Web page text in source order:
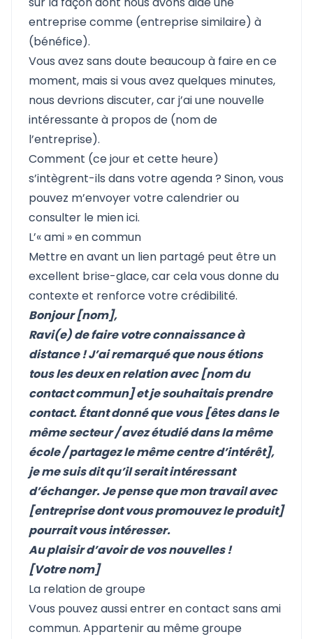
entreprise comme (entreprise similaire) à
(bénéfice).
Vous avez sans doute beaucoup à faire en ce
moment, mais si vous avez quelques minutes,
nous devrions discuter, car j’ai une nouvelle
intéressante à propos de (nom de
l’entreprise).
Comment (ce jour et cette heure)
s’intègrent-ils dans votre agenda ? Sinon, vous
pouvez m’envoyer votre calendrier ou
consulter le mien ici.
L’« ami » en commun
Mettre en avant un lien partagé peut être un
excellent brise-glace, car cela vous donne du
contexte et renforce votre crédibilité.
Bonjour [nom],
Ravi(e) de faire votre connaissance à
distance ! J’ai remarqué que nous étions
tous les deux en relation avec [nom du
contact commun] et je souhaitais prendre
contact. Étant donné que vous [êtes dans le
même secteur / avez étudié dans la même
école / partagez le même centre d’intérêt],
je me suis dit qu’il serait intéressant
d’échanger. Je pense que mon travail avec
[entreprise dont vous promouvez le produit]
pourrait vous intéresser.
Au plaisir d’avoir de vos nouvelles !
[Votre nom]
La relation de groupe
Vous pouvez aussi entrer en contact sans ami
commun. Appartenir au même groupe